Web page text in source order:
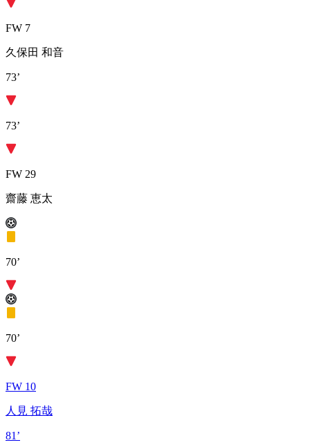
FW 7
久保田 和音
73’
73’
FW 29
齋藤 恵太
70’
70’
FW 10
人見 拓哉
81’